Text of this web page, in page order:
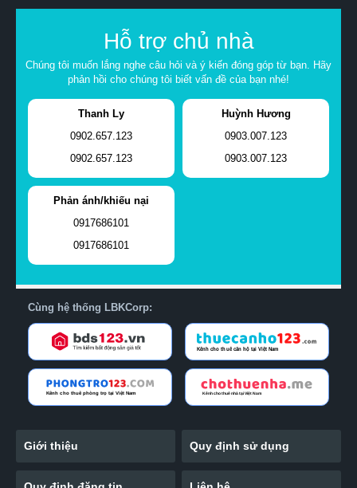
Hỗ trợ chủ nhà
Chúng tôi muốn lắng nghe câu hỏi và ý kiến đóng góp từ bạn. Hãy
phản hồi cho chúng tôi biết vấn đề của bạn nhé!
Thanh Ly
0902.657.123
0902.657.123
Huỳnh Hương
0903.007.123
0903.007.123
Phản ánh/khiếu nại
0917686101
0917686101
Cùng hệ thống LBKCorp:
Giới thiệu Quy định sử dụng